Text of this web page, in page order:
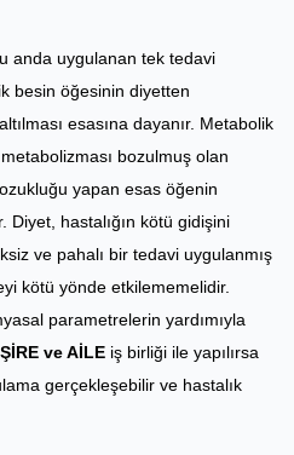
anda uygulanan tek tedavi
besin öğesinin diyetten
esasına dayanır. Metabolik
bozulmuş olan
yapan esas öğenin
Diyet, hastalığın kötü gidişini
ve pahalı bir tedavi uygulanmış
kötü yönde etkilememelidir.
parametrelerin yardımıyla
ve AİLE iş birliği ile yapılırsa
gerçekleşebilir ve hastalık